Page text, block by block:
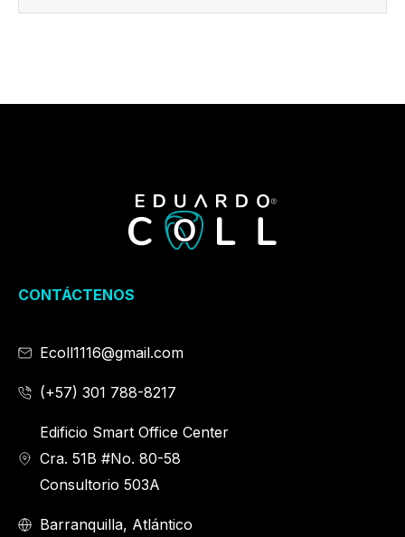
CONTÁCTENOS
Ecoll1116@gmail.com
(+57) 301 788-8217
Edificio Smart Office Center
Cra. 51B #No. 80-58
Consultorio 503A
Barranquilla, Atlántico